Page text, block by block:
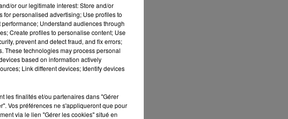
mancelle, qui
du Mans
or our legitimate interest: Store and/or
personalised advertising; Use profiles to
Understand audiences through
Create profiles to personalise content; Use
prevent and detect fraud, and fix errors;
These technologies may process personal
based on information actively
Link different devices; Identify devices
les finalités et/ou partenaires dans "Gérer
Vos préférences ne s'appliqueront que pour
via le lien "Gérer les cookies" situé en